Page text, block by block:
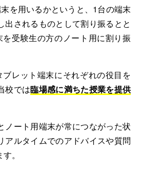
を用いるかというと、1台の端末
出されるものとして割り振るとと
受験生の方のノート用に割り振
レット端末にそれぞれの役目を
校では臨場感に満ちた授業を提供
ノート用端末が常につながった状
アルタイムでのアドバイスや質問
。